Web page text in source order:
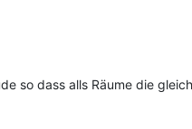
so dass alls Räume die